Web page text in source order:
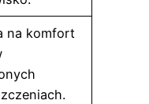
na komfort